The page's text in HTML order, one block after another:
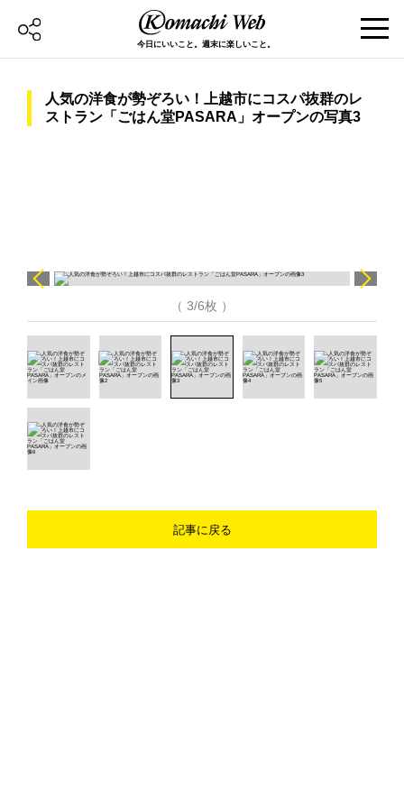
今日にいいこと。週末に楽しいこと。
人気の洋食が勢ぞろい！上越市にコスパ抜群のレ
ストラン「ごはん堂PASARA」オープンの写真3
（ 3/6枚 ）
記事に戻る